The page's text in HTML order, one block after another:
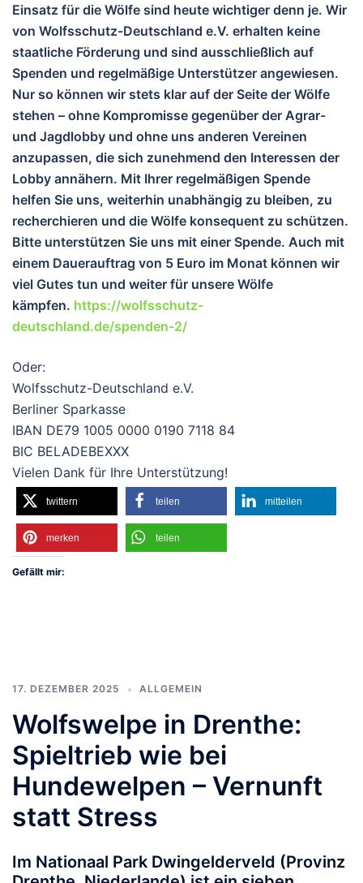
Einsatz für die Wölfe sind heute wichtiger denn je. Wir
von Wolfsschutz-Deutschland e.V. erhalten keine
staatliche Förderung und sind ausschließlich auf
Spenden und regelmäßige Unterstützer angewiesen.
Nur so können wir stets klar auf der Seite der Wölfe
stehen – ohne Kompromisse gegenüber der Agrar-
und Jagdlobby und ohne uns anderen Vereinen
anzupassen, die sich zunehmend den Interessen der
Lobby annähern. Mit Ihrer regelmäßigen Spende
helfen Sie uns, weiterhin unabhängig zu bleiben, zu
recherchieren und die Wölfe konsequent zu schützen.
Bitte unterstützen Sie uns mit einer Spende. Auch mit
einem Dauerauftrag von 5 Euro im Monat können wir
viel Gutes tun und weiter für unsere Wölfe
kämpfen. https://wolfsschutz-
deutschland.de/spenden-2/
Oder:
Wolfsschutz-Deutschland e.V.
Berliner Sparkasse
IBAN DE79 1005 0000 0190 7118 84
BIC BELADEBEXXX
Vielen Dank für Ihre Unterstützung!
twittern teilen mitteilen
merken teilen
Gefällt mir:
17. DEZEMBER 2025 ALLGEMEIN
Wolfswelpe in Drenthe:
Spieltrieb wie bei
Hundewelpen – Vernunft
statt Stress
Im Nationaal Park Dwingelderveld (Provinz